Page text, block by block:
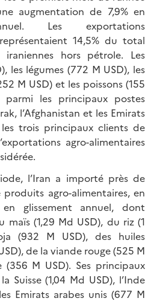
augmentation de 7,9% en
Les exportations
14,5% du total
iraniennes hors pétrole. Les
les légumes (772 M USD), les
M USD) et les poissons (155
parmi les principaux postes
l’Afghanistan et les Emirats
trois principaux clients de
agro-alimentaires
l’Iran a importé près de
agro-alimentaires, en
glissement annuel, dont
maïs (1,29 Md USD), du riz (1
(932 M USD), des huiles
de la viande rouge (525 M
(356 M USD). Ses principaux
Suisse (1,04 Md USD), l’Inde
Emirats arabes unis (677 M